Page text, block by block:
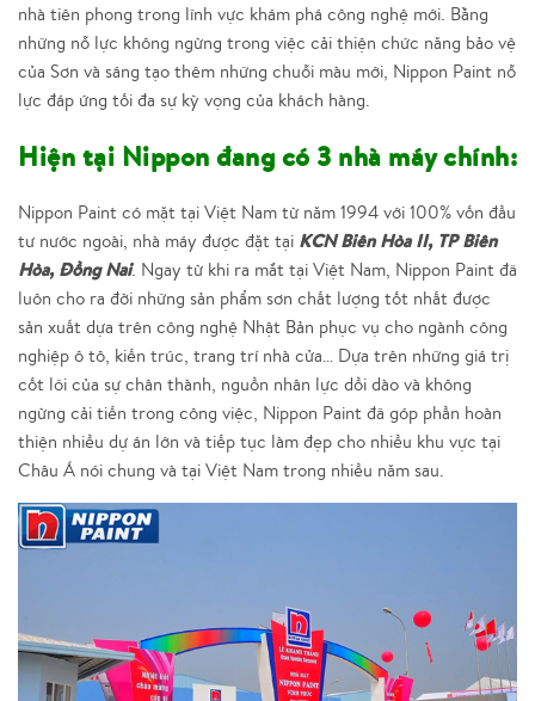
nhà tiên phong trong lĩnh vực khám phá công nghệ mới. Bằng
những nỗ lực không ngừng trong việc cải thiện chức năng bảo vệ
của Sơn và sáng tạo thêm những chuỗi màu mới, Nippon Paint nỗ
lực đáp ứng tối đa sự kỳ vọng của khách hàng.
Hiện tại Nippon đang có 3 nhà máy chính:
Nippon Paint có mặt tại Việt Nam từ năm 1994 với 100% vốn đầu
tư nước ngoài, nhà máy được đặt tại KCN Biên Hòa II, TP Biên
Hòa, Đồng Nai. Ngay từ khi ra mắt tại Việt Nam, Nippon Paint đã
luôn cho ra đời những sản phẩm sơn chất lượng tốt nhất được
sản xuất dựa trên công nghệ Nhật Bản phục vụ cho ngành công
nghiệp ô tô, kiến trúc, trang trí nhà cửa… Dựa trên những giá trị
cốt lõi của sự chân thành, nguồn nhân lực dồi dào và không
ngừng cải tiến trong công việc, Nippon Paint đã góp phần hoàn
thiện nhiều dự án lớn và tiếp tục làm đẹp cho nhiều khu vực tại
Châu Á nói chung và tại Việt Nam trong nhiều năm sau.